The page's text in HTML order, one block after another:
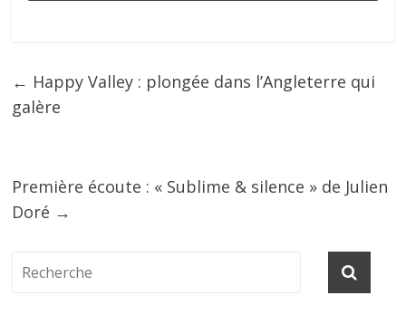
← Happy Valley : plongée dans l’Angleterre qui
galère
Première écoute : « Sublime & silence » de Julien
Doré →